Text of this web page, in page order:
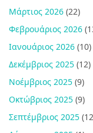
Μάρτιος 2026 (22)
Φεβρουάριος 2026
Ιανουάριος 2026 (10)
Δεκέμβριος 2025 (12)
Νοέμβριος 2025 (9)
Οκτώβριος 2025 (9)
Σεπτέμβριος 2025